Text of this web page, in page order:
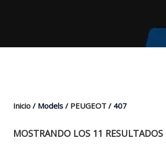
Inicio / Models / PEUGEOT / 407
MOSTRANDO LOS 11 RESULTADOS